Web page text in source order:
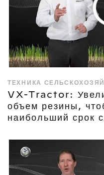
ТЕХНИКА
VX-Tractor:
объем резины,
наибольший срок